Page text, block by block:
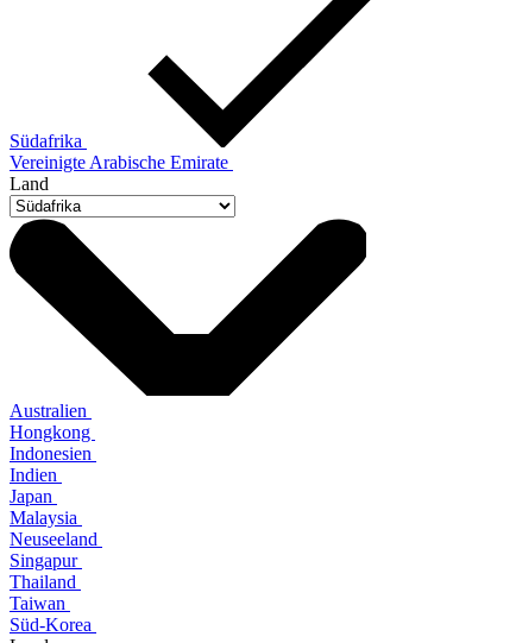
Südafrika
Vereinigte Arabische Emirate
Land
Australien
Hongkong
Indonesien
Indien
Japan
Malaysia
Neuseeland
Singapur
Thailand
Taiwan
Süd-Korea